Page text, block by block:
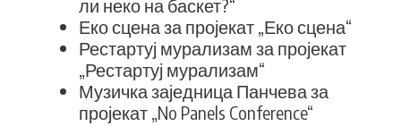
ли неко на баскет?“
Еко сцена за пројекат „Еко сцена“
Рестартуј мурализам за пројекат
„Рестартуј мурализам“
Музичка заједница Панчева за
пројекат „No Panels Conference“